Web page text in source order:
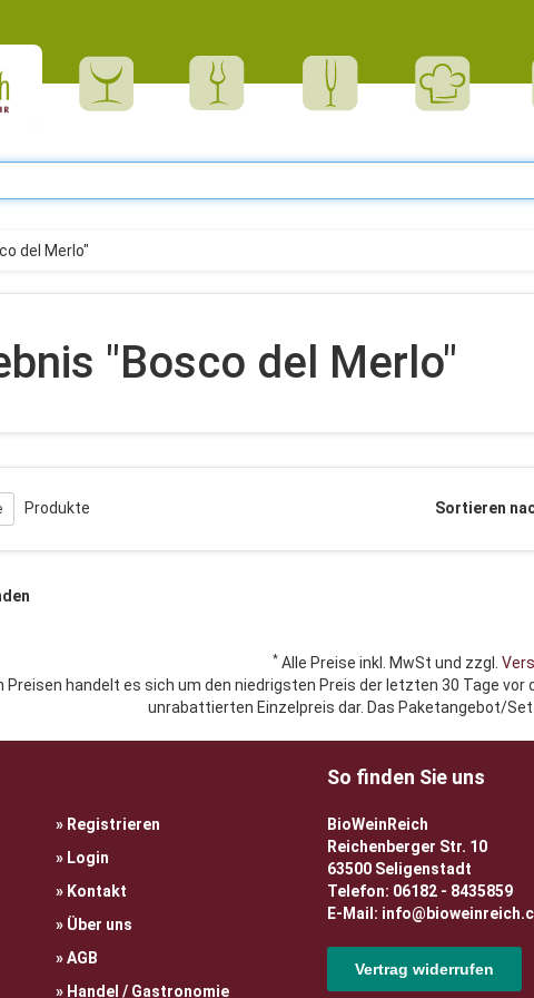
del Merlo"
"Bosco del Merlo"
Produkte Sortieren
*Alle Preise inkl. MwSt und zzgl.
Preisen handelt es sich um den niedrigsten Preis der letzten 30 Tage
unrabattierten Einzelpreis dar. Das Paketangebot/
Registrieren
Login
Kontakt
Über uns
AGB
Handel / Gastronomie
So finden Sie uns
BioWeinReich
Reichenberger Str. 10
63500 Seligenstadt
Telefon: 06182 - 8435859
E-Mail:
Vertrag widerrufen